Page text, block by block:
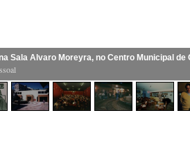
Sala Alvaro Moreyra, no Centro Municipal de